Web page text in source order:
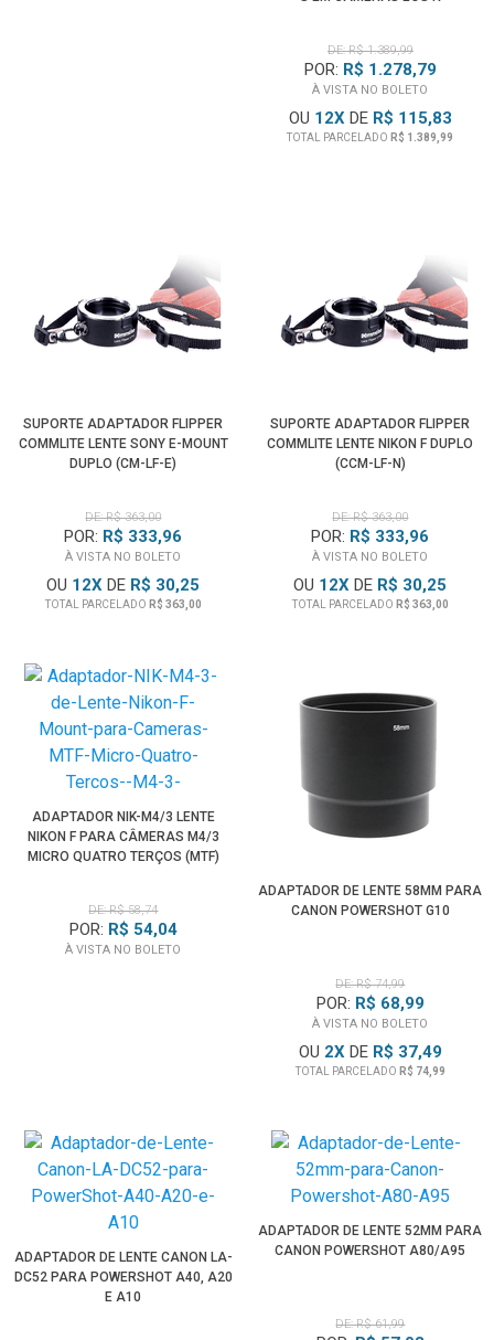
DE: R$ 1.389,99
POR: R$ 1.278,79
À VISTA NO BOLETO
OU 12XDE R$ 115,83
TOTAL PARCELADO R$ 1.389,99
SUPORTE ADAPTADOR FLIPPER
COMMLITE LENTE SONY E-MOUNT
DUPLO (CM-LF-E)
DE: R$ 363,00
POR: R$ 333,96
À VISTA NO BOLETO
OU 12X DE R$ 30,25
TOTAL PARCELADO R$ 363,00
SUPORTE ADAPTADOR FLIPPER
COMMLITE LENTE NIKON F DUPLO
(CCM-LF-N)
DE: R$ 363,00
POR: R$ 333,96
À VISTA NO BOLETO
OU 12X DE R$ 30,25
TOTAL PARCELADO R$ 363,00
ADAPTADOR NIK-M4/3 LENTE
NIKON F PARA CÂMERAS M4/3
MICRO QUATRO TERÇOS (MTF)
DE: R$ 58,74
POR: R$ 54,04
À VISTA NO BOLETO
ADAPTADOR DE LENTE 58MM PARA
CANON POWERSHOT G10
DE: R$ 74,99
POR: R$ 68,99
À VISTA NO BOLETO
OU 2XDE R$ 37,49
TOTAL PARCELADO R$ 74,99
ADAPTADOR DE LENTE CANON LA-
DC52 PARA POWERSHOT A40, A20
E A10
ADAPTADOR DE LENTE 52MM PARA
CANON POWERSHOT A80/A95
DE: R$ 61,99